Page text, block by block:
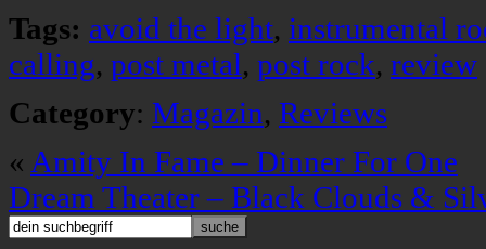
Tags: avoid the light, instrumental
calling, post metal, post rock, review
Category: Magazin, Reviews
« Amity In Fame – Dinner For One
Dream Theater – Black Clouds &